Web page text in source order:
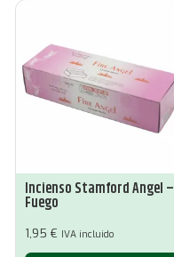
Incienso Stamford Angel –
Fuego
1,95 € IVA incluido